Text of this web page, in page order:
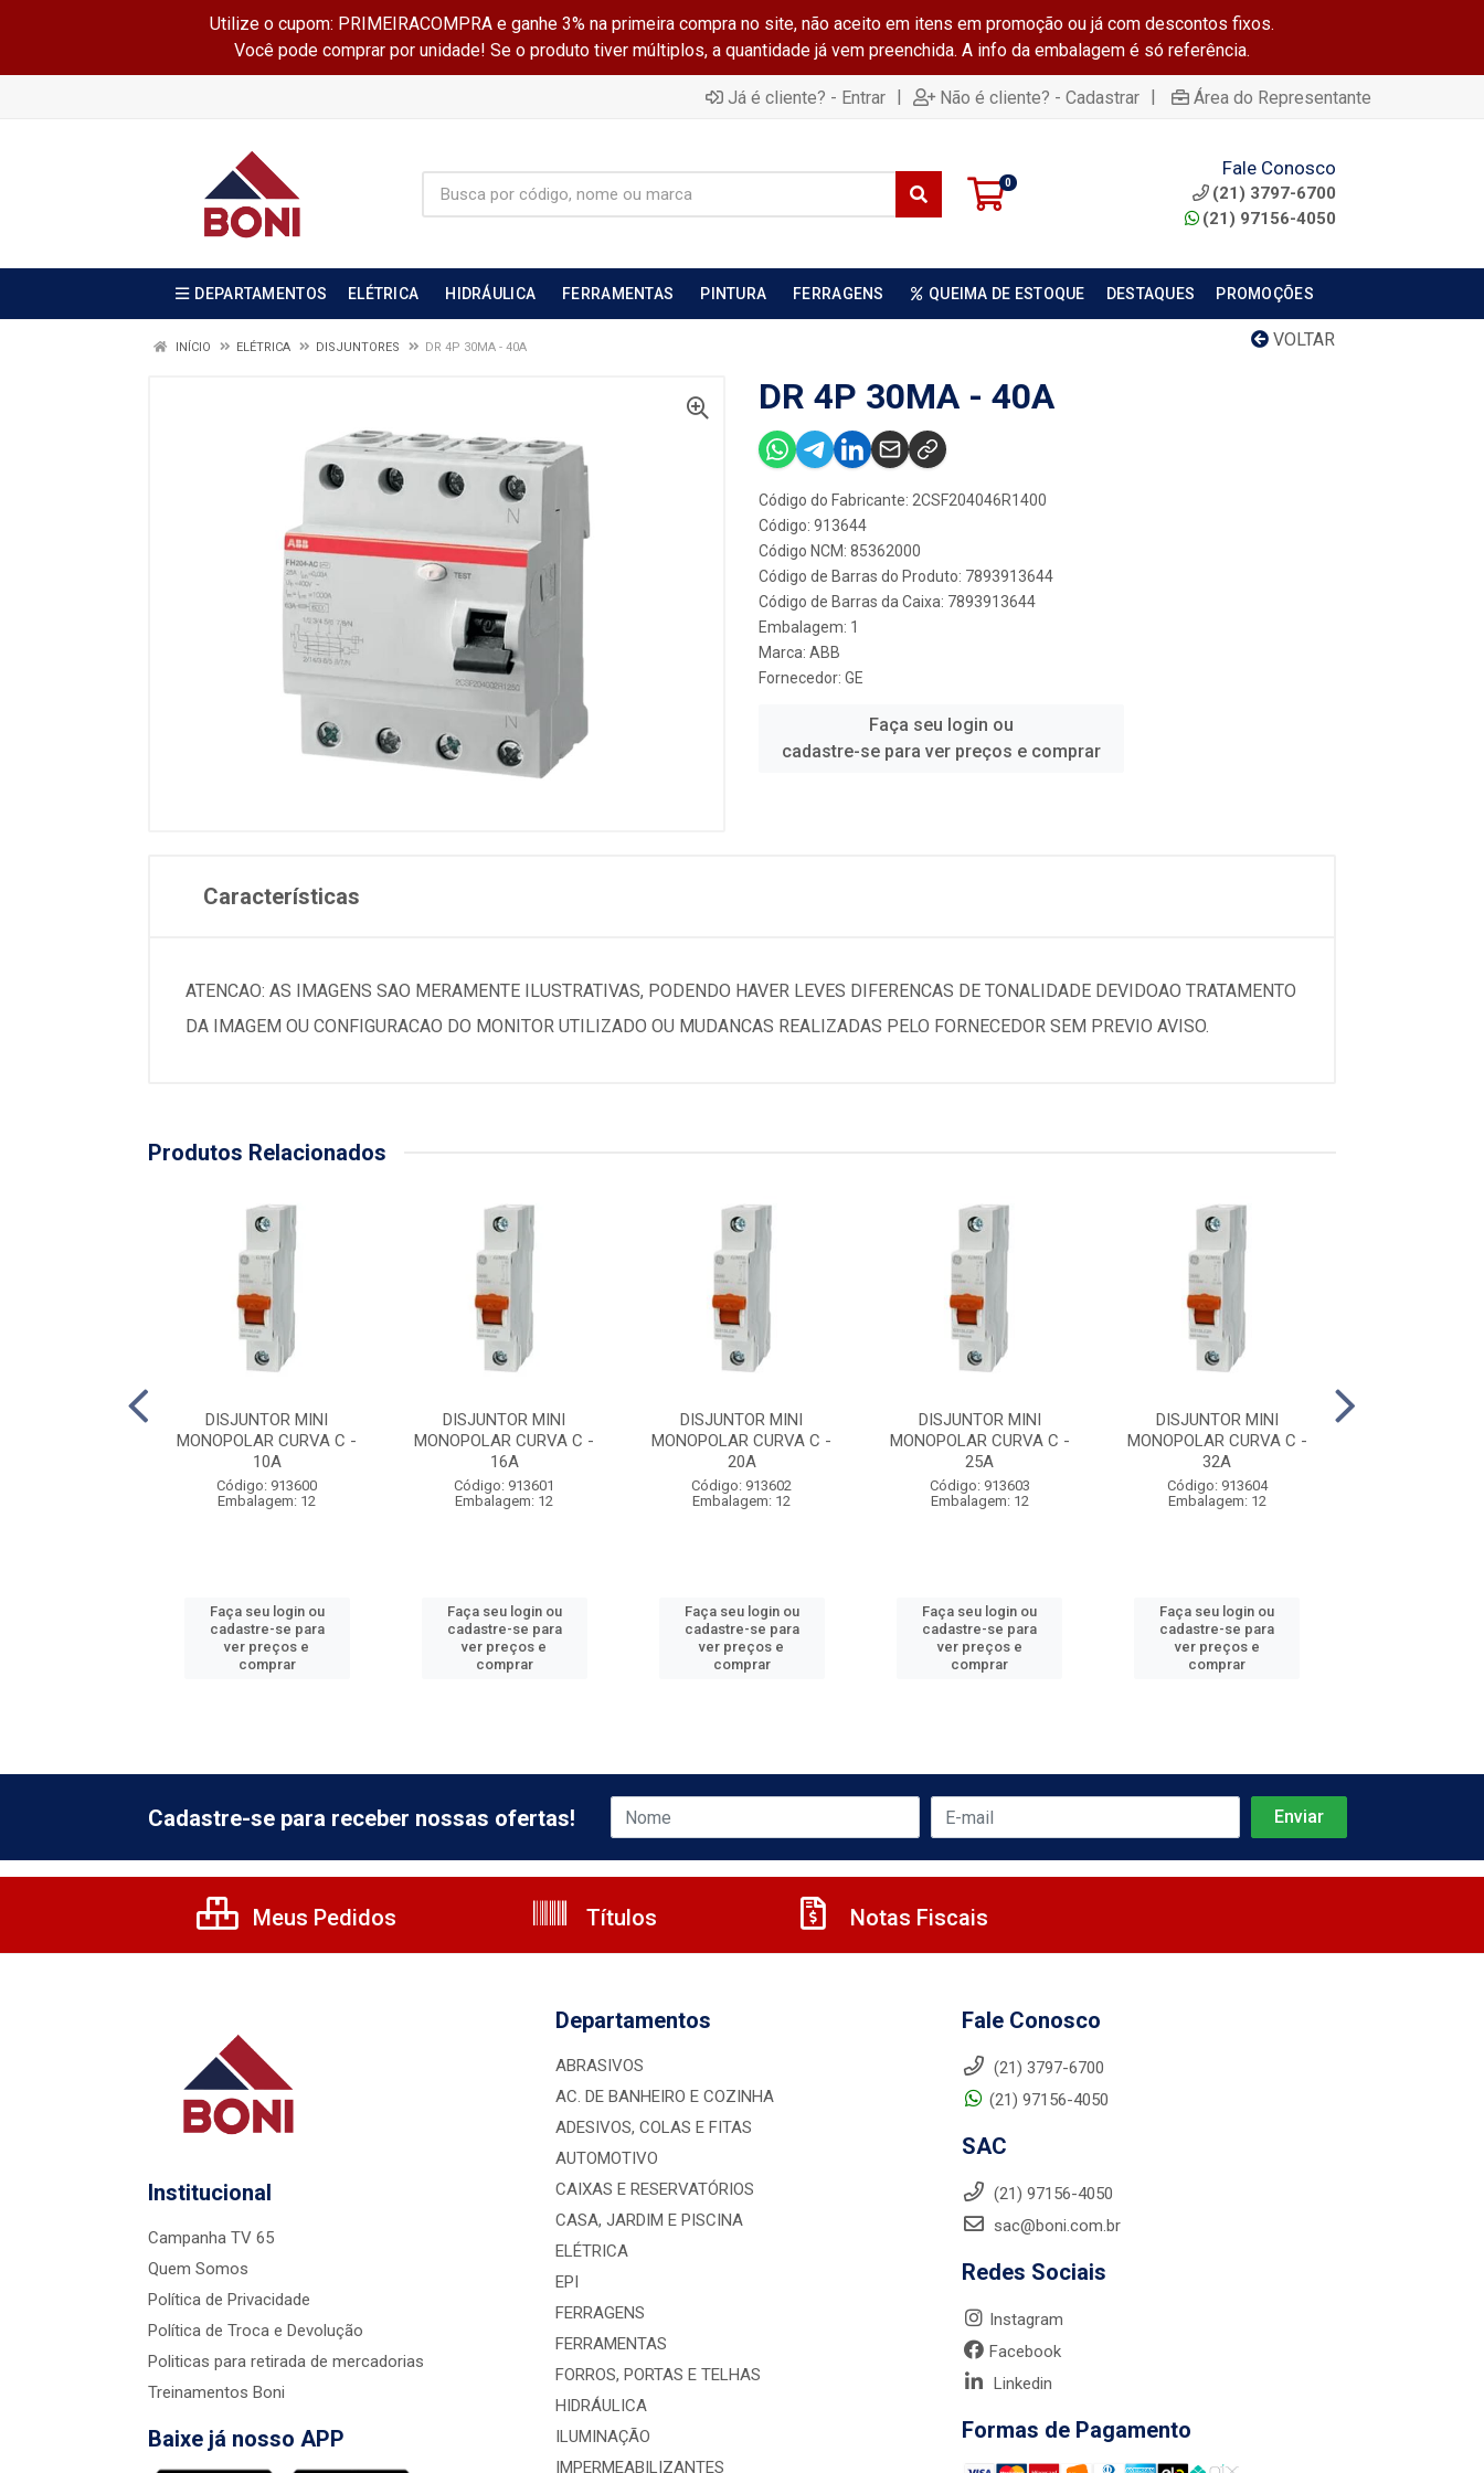
Utilize o cupom: PRIMEIRACOMPRA e ganhe 3% na primeira compra no site, não aceito em itens em promoção ou já com descontos fixos.
Você pode comprar por unidade! Se o produto tiver múltiplos, a quantidade já vem preenchida. A info da embalagem é só referência.
Já é cliente? - Entrar | Não é cliente? - Cadastrar | Área do Representante
0
Fale Conosco
(21) 3797-6700
(21) 97156-4050
DEPARTAMENTOS ELÉTRICA HIDRÁULICA FERRAMENTAS PINTURA FERRAGENS QUEIMA DE ESTOQUE DESTAQUES PROMOÇÕES
VOLTAR
INÍCIO ELÉTRICA DISJUNTORES DR 4P 30MA - 40A
DR 4P 30MA - 40A
Código do Fabricante: 2CSF204046R1400
Código: 913644
Código NCM: 85362000
Código de Barras do Produto: 7893913644
Código de Barras da Caixa: 7893913644
Embalagem: 1
Marca: ABB
Fornecedor: GE
Faça seu login ou
cadastre-se para ver preços e comprar
Características
ATENCAO: AS IMAGENS SAO MERAMENTE ILUSTRATIVAS, PODENDO HAVER LEVES DIFERENCAS DE TONALIDADE DEVIDOAO TRATAMENTO
DA IMAGEM OU CONFIGURACAO DO MONITOR UTILIZADO OU MUDANCAS REALIZADAS PELO FORNECEDOR SEM PREVIO AVISO.
Produtos Relacionados
DISJUNTOR MINI
MONOPOLAR CURVA C -
10A
Código: 913600
Embalagem: 12
Faça seu login ou
cadastre-se para
ver preços e
comprar
DISJUNTOR MINI
MONOPOLAR CURVA C -
16A
Código: 913601
Embalagem: 12
Faça seu login ou
cadastre-se para
ver preços e
comprar
DISJUNTOR MINI
MONOPOLAR CURVA C -
20A
Código: 913602
Embalagem: 12
Faça seu login ou
cadastre-se para
ver preços e
comprar
DISJUNTOR MINI
MONOPOLAR CURVA C -
25A
Código: 913603
Embalagem: 12
Faça seu login ou
cadastre-se para
ver preços e
comprar
DISJUNTOR MINI
MONOPOLAR CURVA C -
32A
Código: 913604
Embalagem: 12
Faça seu login ou
cadastre-se para
ver preços e
comprar
Cadastre-se para receber nossas ofertas!
Meus Pedidos Títulos Notas Fiscais
Institucional
Campanha TV 65
Quem Somos
Política de Privacidade
Política de Troca e Devolução
Politicas para retirada de mercadorias
Treinamentos Boni
Baixe já nosso APP
Departamentos
ABRASIVOS
AC. DE BANHEIRO E COZINHA
ADESIVOS, COLAS E FITAS
AUTOMOTIVO
CAIXAS E RESERVATÓRIOS
CASA, JARDIM E PISCINA
ELÉTRICA
EPI
FERRAGENS
FERRAMENTAS
FORROS, PORTAS E TELHAS
HIDRÁULICA
ILUMINAÇÃO
IMPERMEABILIZANTES
Fale Conosco
(21) 3797-6700
(21) 97156-4050
SAC
(21) 97156-4050
sac@boni.com.br
Redes Sociais
Instagram
Facebook
Linkedin
Formas de Pagamento